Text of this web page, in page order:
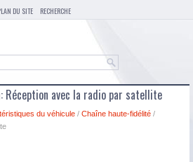
DU SITE RECHERCHE
Réception avec la radio par satellite
du véhicule / Chaîne haute-fidélité /